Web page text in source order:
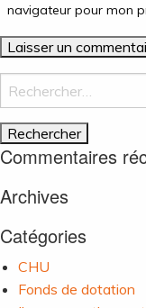
navigateur pour mon
Rechercher :
Commentaires
Archives
Catégories
CHU
Fonds de dotation